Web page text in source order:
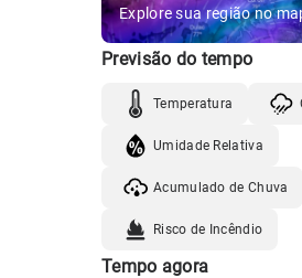
Explore sua região no
Previsão do tempo
Temperatura
Umidade Relativa
Acumulado de Chuva
Risco de Incêndio
Tempo agora